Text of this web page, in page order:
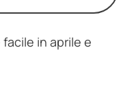
in aprile e